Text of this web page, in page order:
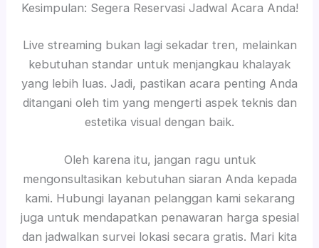
Kesimpulan: Segera Reservasi Jadwal Acara Anda!
Live streaming bukan lagi sekadar tren, melainkan
kebutuhan standar untuk menjangkau khalayak
yang lebih luas. Jadi, pastikan acara penting Anda
ditangani oleh tim yang mengerti aspek teknis dan
estetika visual dengan baik.
Oleh karena itu, jangan ragu untuk
mengonsultasikan kebutuhan siaran Anda kepada
kami. Hubungi layanan pelanggan kami sekarang
juga untuk mendapatkan penawaran harga spesial
dan jadwalkan survei lokasi secara gratis. Mari kita